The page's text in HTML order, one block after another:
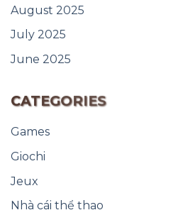
August 2025
July 2025
June 2025
CATEGORIES
Games
Giochi
Jeux
Nhà cái thể thao